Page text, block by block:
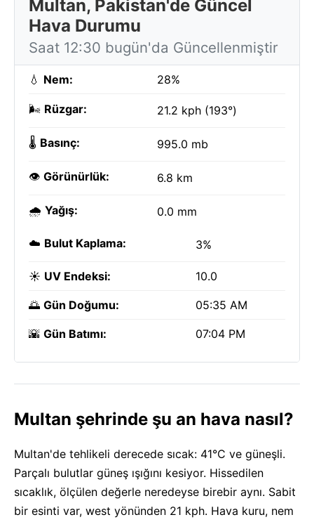
Multan, Pakistan'de Güncel
Hava Durumu
Saat 12:30 bugün'da Güncellenmiştir
💧 Nem: 28%
🌬️ Rüzgar: 21.2 kph (193°)
🌡️ Basınç: 995.0 mb
👁️ Görünürlük: 6.8 km
🌧️ Yağış: 0.0 mm
☁️ Bulut Kaplama: 3%
☀️ UV Endeksi: 10.0
🌅 Gün Doğumu: 05:35 AM
🌇 Gün Batımı: 07:04 PM
Multan şehrinde şu an hava nasıl?
Multan'de tehlikeli derecede sıcak: 41°C ve güneşli.
Parçalı bulutlar güneş ışığını kesiyor. Hissedilen
sıcaklık, ölçülen değerle neredeyse birebir aynı. Sabit
bir esinti var, west yönünden 21 kph. Hava kuru, nem